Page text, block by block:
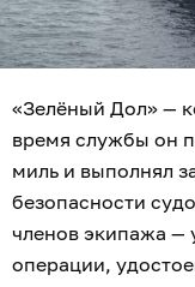
«Зелёный Дол» —
время службы он
миль и выполнял
безопасности
членов экипажа —
операции,